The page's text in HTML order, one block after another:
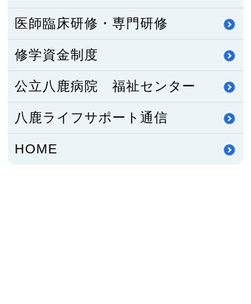
医師臨床研修・専門研修
修学資金制度
公立八鹿病院 福祉センター
八鹿ライフサポート通信
HOME